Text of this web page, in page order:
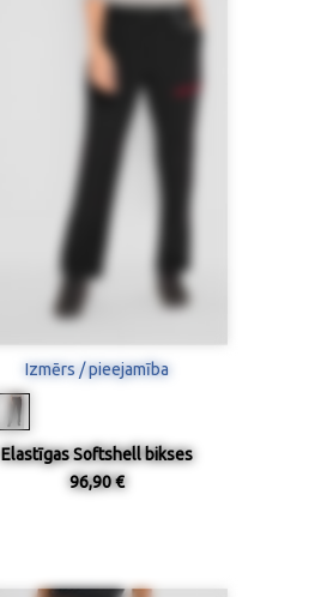
Izmērs / pieejamība
Elastīgas Softshell bikses
96,90 €